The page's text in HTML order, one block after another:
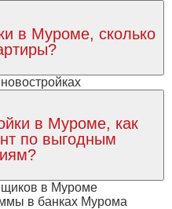
в Муроме, сколько
в Муроме, как
по выгодным
в Муроме
в банках Мурома